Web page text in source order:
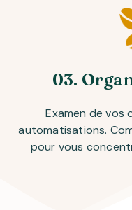
03.
Examen de vos
automatisations.
pour vous